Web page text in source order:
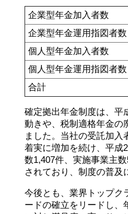
企業型年金加入者数
企業型年金運用指図者数
個人型年金加入者数
個人型年金運用指図者数
合計
確定拠出年金制度は、平
動きや、税制適格年金の
ました。当社の受託加入
着実に増加を続け、平成
数1,407件、実施事業主
されており、制度の普及
今後とも、業界トップク
ードの確立をリードし、